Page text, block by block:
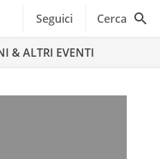
Seguici Cerca
& ALTRI EVENTI